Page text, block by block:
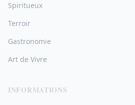
Spiritueux
Terroir
Gastronomie
Art de Vivre
INFORMATIONS